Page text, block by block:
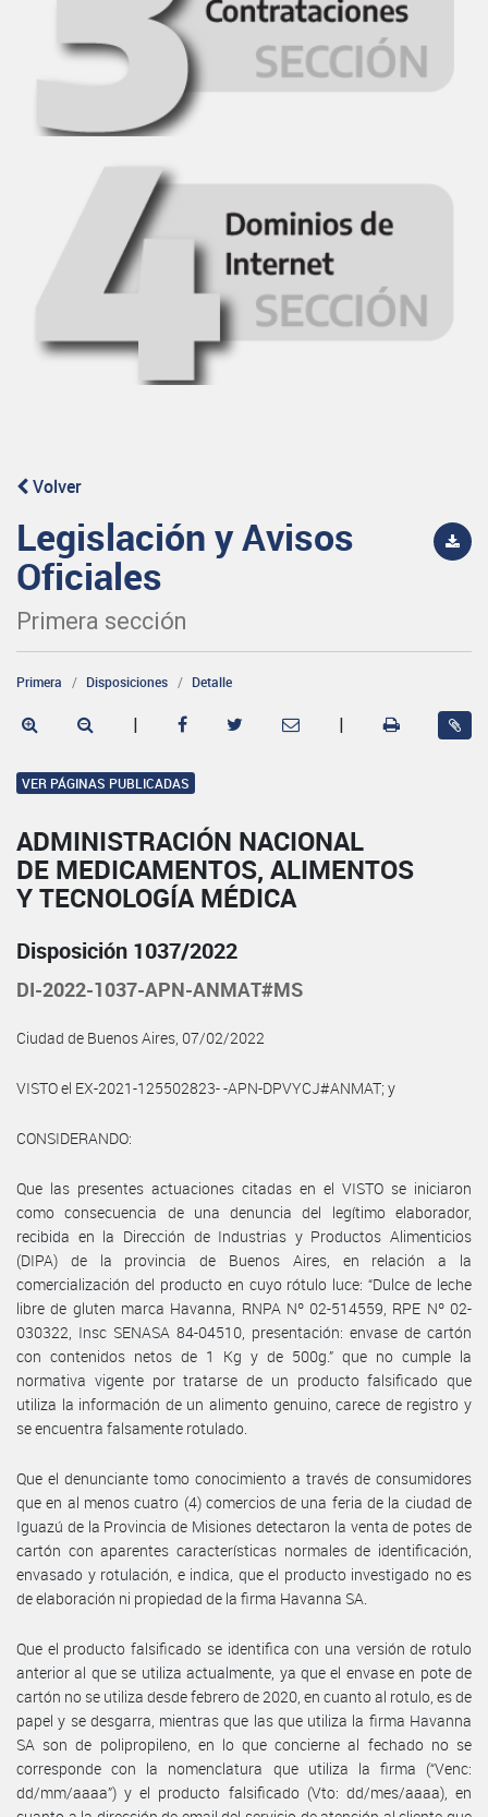
Volver
Legislación y Avisos
Oficiales
Primera sección
Primera Disposiciones Detalle
| |
VER PÁGINAS PUBLICADAS
ADMINISTRACIÓN NACIONAL
DE MEDICAMENTOS, ALIMENTOS
Y TECNOLOGÍA MÉDICA
Disposición 1037/2022
DI-2022-1037-APN-ANMAT#MS
Ciudad de Buenos Aires, 07/02/2022
VISTO el EX-2021-125502823- -APN-DPVYCJ#ANMAT; y
CONSIDERANDO:
Que las presentes actuaciones citadas en el VISTO se iniciaron
como consecuencia de una denuncia del legítimo elaborador,
recibida en la Dirección de Industrias y Productos Alimenticios
(DIPA) de la provincia de Buenos Aires, en relación a la
comercialización del producto en cuyo rótulo luce: “Dulce de leche
libre de gluten marca Havanna, RNPA Nº 02-514559, RPE Nº 02-
030322, Insc SENASA 84-04510, presentación: envase de cartón
con contenidos netos de 1 Kg y de 500g.” que no cumple la
normativa vigente por tratarse de un producto falsificado que
utiliza la información de un alimento genuino, carece de registro y
se encuentra falsamente rotulado.
Que el denunciante tomo conocimiento a través de consumidores
que en al menos cuatro (4) comercios de una feria de la ciudad de
Iguazú de la Provincia de Misiones detectaron la venta de potes de
cartón con aparentes características normales de identificación,
envasado y rotulación, e indica, que el producto investigado no es
de elaboración ni propiedad de la firma Havanna SA.
Que el producto falsificado se identifica con una versión de rotulo
anterior al que se utiliza actualmente, ya que el envase en pote de
cartón no se utiliza desde febrero de 2020, en cuanto al rotulo, es de
papel y se desgarra, mientras que las que utiliza la firma Havanna
SA son de polipropileno, en lo que concierne al fechado no se
corresponde con la nomenclatura que utiliza la firma (“Venc:
dd/mm/aaaa”) y el producto falsificado (Vto: dd/mes/aaaa), en